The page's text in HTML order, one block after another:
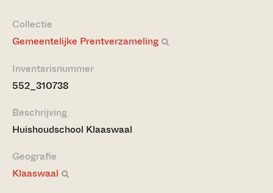
Collectie
Gemeentelijke Prentverzameling
Inventarisnummer
552_310738
Beschrijving
Huishoudschool Klaaswaal
Geografie
Klaaswaal